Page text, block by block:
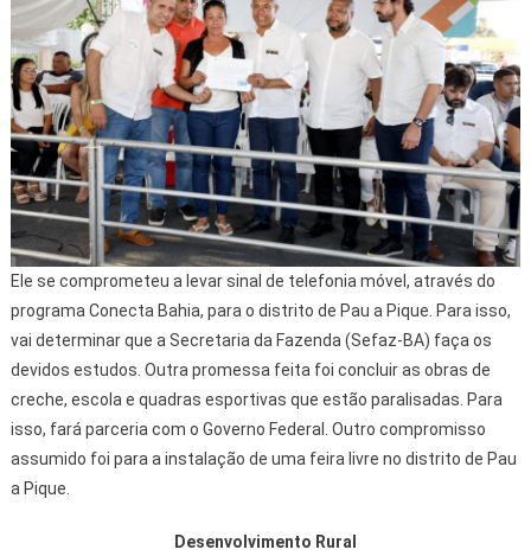
Ele se comprometeu a levar sinal de telefonia móvel, através do
programa Conecta Bahia, para o distrito de Pau a Pique. Para isso,
vai determinar que a Secretaria da Fazenda (Sefaz-BA) faça os
devidos estudos. Outra promessa feita foi concluir as obras de
creche, escola e quadras esportivas que estão paralisadas. Para
isso, fará parceria com o Governo Federal. Outro compromisso
assumido foi para a instalação de uma feira livre no distrito de Pau
a Pique.
Desenvolvimento Rural